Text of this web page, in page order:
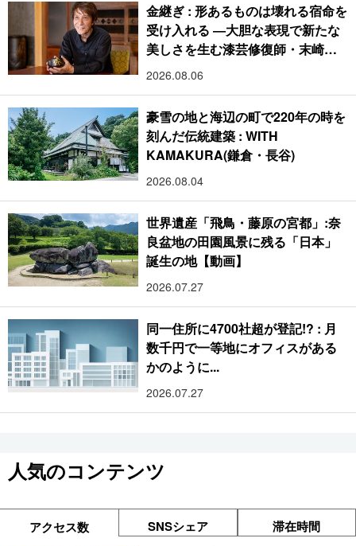
金継ぎ : 形あるものは壊れる宿命を
受け入れる ―大胆な表現で新たな
美しさを生む漆芸修復師・末崎広
樹
2026.08.06
豪雪の地と海辺の町で220年の時を
刻んだ伝統建築 : WITH
KAMAKURA(鎌倉・長谷)
2026.08.04
世界遺産「飛鳥・藤原の宮都」:奈
良盆地の田園風景に残る「日本」
誕生の地【動画】
2026.07.27
同一住所に4700社超が登記!? : 月
数千円で一等地にオフィスがある
かのように...
2026.07.27
人気のコンテンツ
アクセス数 SNSシェア 滞在時間